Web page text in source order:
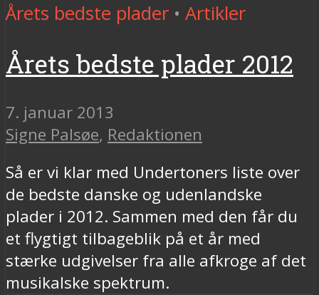
Årets bedste plader • Artikler
Årets bedste plader 2012
7. januar 2013
Signe Palsøe, Redaktionen
Så er vi klar med Undertoners liste over
de bedste danske og udenlandske
plader i 2012. Sammen med den får du
et flygtigt tilbageblik på et år med
stærke udgivelser fra alle afkroge af det
musikalske spektrum.